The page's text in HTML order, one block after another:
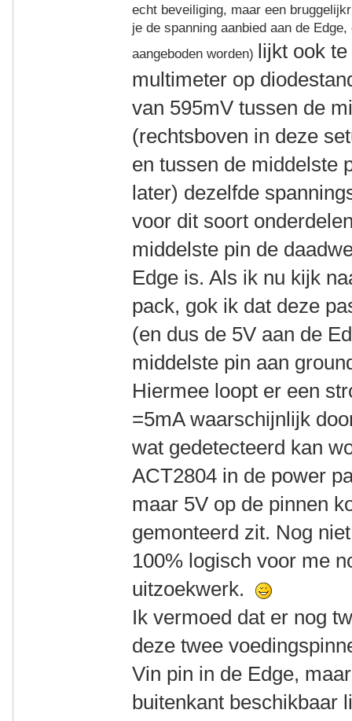
echt beveiliging, maar een
je de spanning aanbied aan de
aangeboden worden) lijkt ook
multimeter op
van 595mV tussen de
(rechtsboven in deze
en tussen de middelste
later) dezelfde
voor dit soort
middelste pin de
Edge is. Als ik nu kijk
pack, gok ik dat deze
(en dus de 5V aan de
middelste pin aan
Hiermee loopt er een
=5mA waarschijnlijk
wat gedetecteerd kan
ACT2804 in de power
maar 5V op de pinnen
gemonteerd zit. Nog
100% logisch voor me
uitzoekwerk.
Ik vermoed dat er nog
deze twee
Vin pin in de Edge,
buitenkant beschikbaar